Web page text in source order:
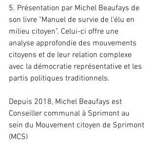
5. Présentation par Michel Beaufays de
son livre "Manuel de survie de l'élu en
milieu citoyen". Celui-ci offre une
analyse approfondie des mouvements
citoyens et de leur relation complexe
avec la démocratie représentative et les
partis politiques traditionnels.
Depuis 2018, Michel Beaufays est
Conseiller communal à Sprimont au
sein du Mouvement citoyen de Sprimont
(MCS)